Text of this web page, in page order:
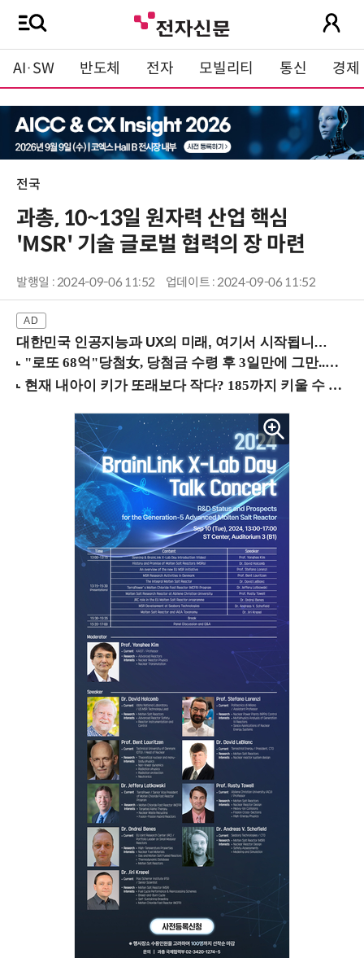
AI·SW 반도체 전자 모빌리티 통신 경제
전국
과총, 10~13일 원자력 산업 핵심
'MSR' 기술 글로벌 협력의 장 마련
발행일 : 2024-09-06 11:52 업데이트 : 2024-09-06 11:52
대한민국 인공지능과 UX의 미래, 여기서 시작됩니다! (9/2 강남역)